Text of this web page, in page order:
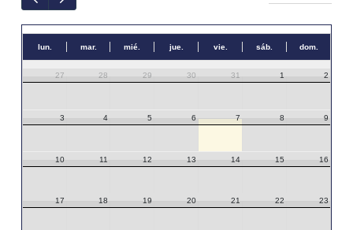
lun. mar. mié. jue. vie. sáb. dom.
27 28 29 30 31 1 2
3 4 5 6 7 8 9
10 11 12 13 14 15 16
17 18 19 20 21 22 23